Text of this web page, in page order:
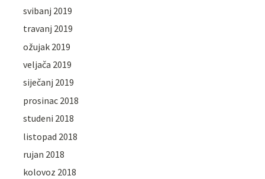
svibanj 2019
travanj 2019
ožujak 2019
veljača 2019
siječanj 2019
prosinac 2018
studeni 2018
listopad 2018
rujan 2018
kolovoz 2018